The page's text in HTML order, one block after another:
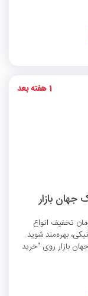
تخفیف می‌توانید از 400 هزار تومان تخفیف انواع
بهره‌مند شوید.
بازار روی "خرید
1 هفته بعد